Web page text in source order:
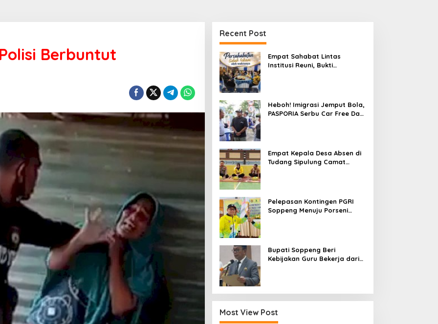
Berbuntut
Recent Post
Empat Sahabat Lintas
Institusi Reuni, Bukti
Heboh! Imigrasi Jemput Bola,
PASPORIA Serbu Car Free Day
Empat Kepala Desa Absen di
Tudang Sipulung Camat
Pelepasan Kontingen PGRI
Soppeng Menuju Porseni
Bupati Soppeng Beri
Kebijakan Guru Bekerja dari
Most View Post